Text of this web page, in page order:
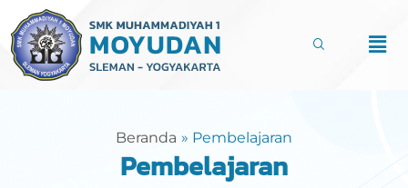
Lewati
konten
Beranda Pembelajaran
Pembelajaran